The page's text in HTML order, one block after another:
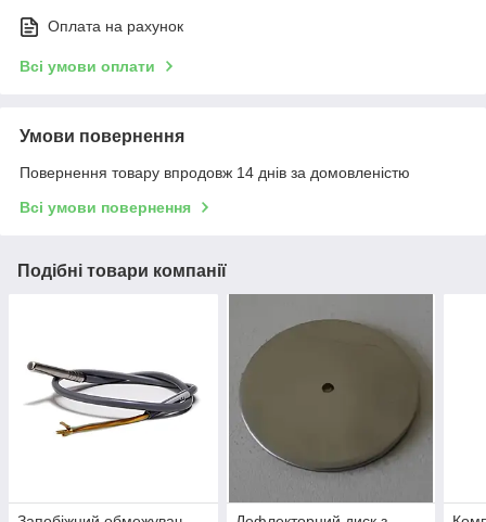
Оплата на рахунок
Всі умови оплати
Умови повернення
Повернення товару впродовж 14 днів за домовленістю
Всі умови повернення
Подібні товари компанії